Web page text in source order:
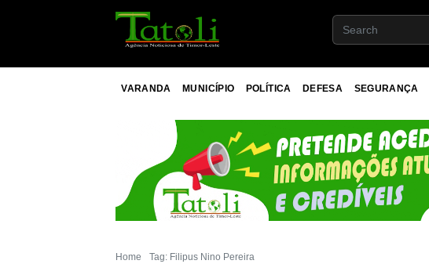
VARANDA MUNICÍPIO POLÍTICA DEFESA SEGURANÇA
Home Tag: Filipus Nino Pereira